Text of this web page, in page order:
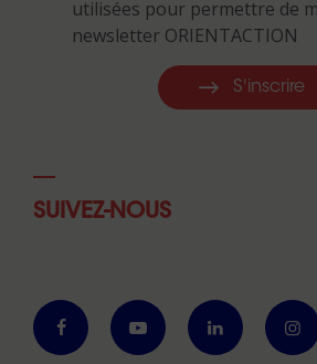
utilisées pour permettre de
newsletter ORIENTACTION
S'inscrire
SUIVEZ-NOUS